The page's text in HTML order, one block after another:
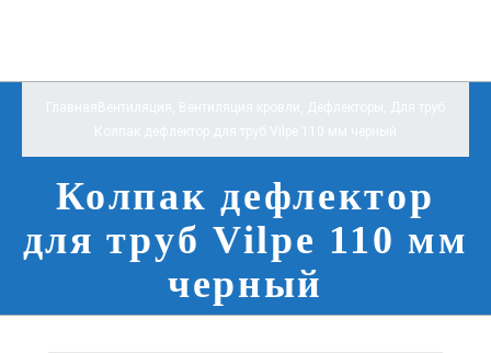
Колпак дефлектор
для труб Vilpe 110 мм
черный